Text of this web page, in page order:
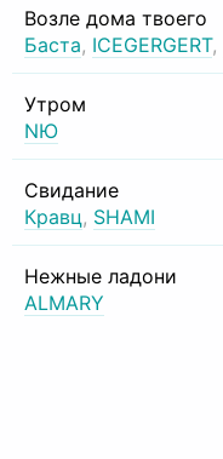
Возле дома твоего
Баста, ICEGERGERT,
Утром
NЮ
Свидание
Кравц, SHAMI
Нежные ладони
ALMARY